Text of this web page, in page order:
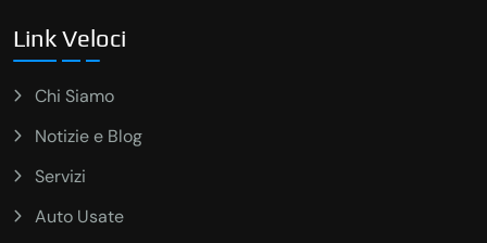
Link Veloci
Chi Siamo
Notizie e Blog
Servizi
Auto Usate